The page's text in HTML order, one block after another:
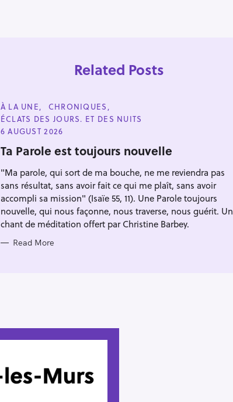
Related Posts
C
A
T
E
O
R
E
À LA UNE
CHRONIQUES
ÉCLATS DES JOURS. ET DES NUITS
6 AUGUST 2026
Ta Parole est toujours nouvelle
"Ma parole, qui sort de ma bouche, ne me reviendra pas
sans résultat, sans avoir fait ce qui me plaît, sans avoir
accompli sa mission" (Isaïe 55, 11). Une Parole toujours
nouvelle, qui nous façonne, nous traverse, nous guérit. Un
chant de méditation offert par Christine Barbey.
Read More